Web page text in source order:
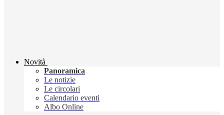
Novità
Panoramica
Le notizie
Le circolari
Calendario eventi
Albo Online